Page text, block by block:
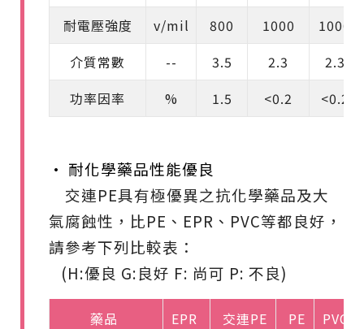
耐電壓強度 v/mil 800 1000
1000
介質常數
-- 3.5 2.3
2.3
功率因率
% 1.5 <0.2 <0.2
• 耐化學藥品性能優良
交連PE具有極優異之抗化學藥品及大
氣腐蝕性，比PE、EPR、PVC等都良好，
請參考下列比較表：
(H:優良 G:良好 F: 尚可 P: 不良)
藥品 EPR 交連PE PE
PVC